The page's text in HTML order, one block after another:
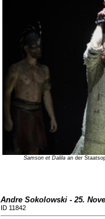
Samson et Dalilaan der
Andre Sokolowski - 25.
ID 11842